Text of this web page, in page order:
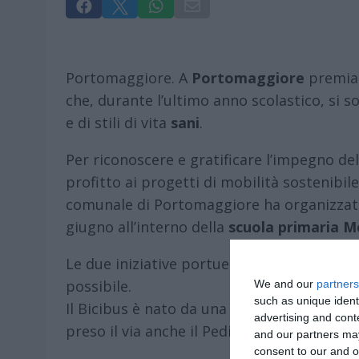
We and our partners
such as unique
advertising and
and our partners
consent to our and
  
Portomaggiore. A Portomaggiore
che, durante l’ultimo anno scolastico, si
e di stili di vita sani.
Per riconoscere e gratificare l’impegno
profitto ai progetti di mobilità sostenibile
comunale di Portomaggiore ha
giugno all’interno della scuola primaria
Le due iniziative portuensi sono esempi
possibile.
Il Bicibus è nato da una collaborazione
preso il via anche il Pedibus.